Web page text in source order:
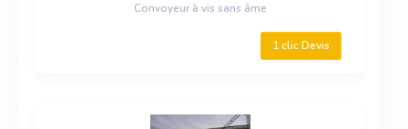
Convoyeur à vis sans âme
1 clic Devis